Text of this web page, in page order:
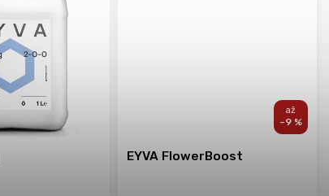
–9 %
EYVA FlowerBoost